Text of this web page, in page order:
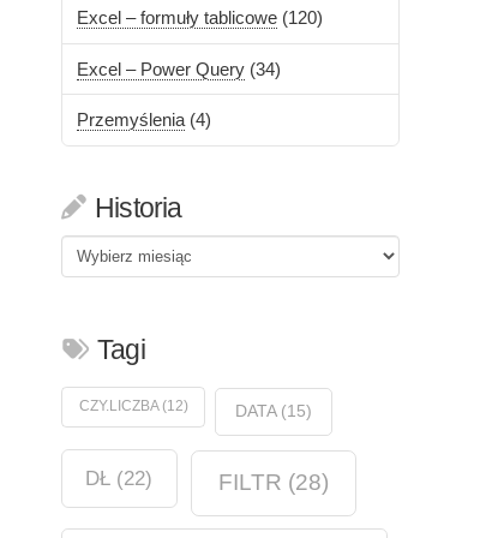
Excel – formuły tablicowe (120)
Excel – Power Query (34)
Przemyślenia (4)
Historia
Historia
Tagi
CZY.LICZBA(12) DATA(15)
DŁ (22) FILTR (28)